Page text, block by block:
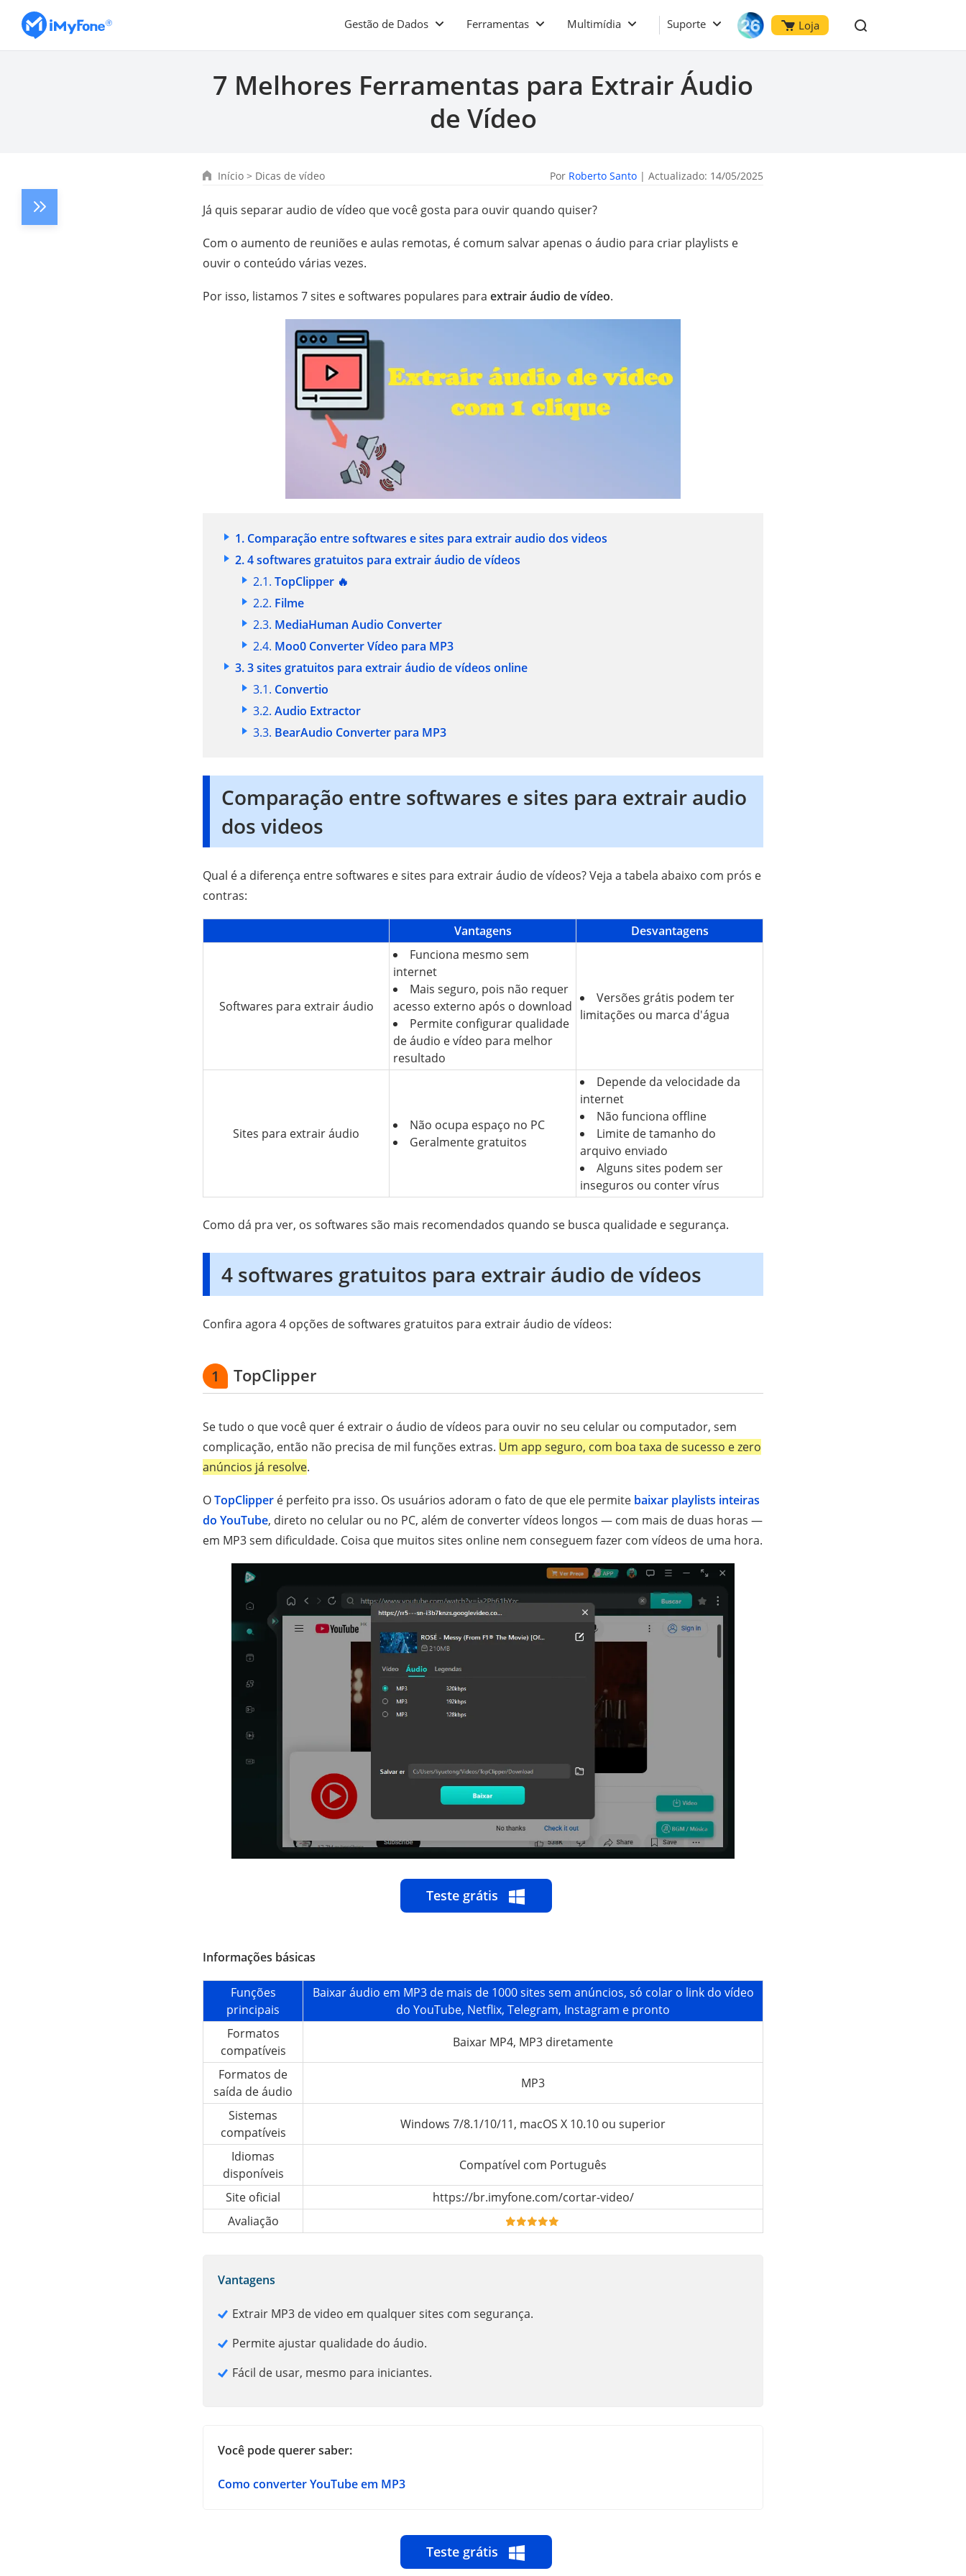
Gestão de Dados Ferramentas Multimídia Suporte Loja
7 Melhores Ferramentas para Extrair Áudio
de Vídeo
Início > Dicas de vídeo Por Roberto Santo | Actualizado: 14/05/2025
Já quis separar audio de vídeo que você gosta para ouvir quando quiser?
Com o aumento de reuniões e aulas remotas, é comum salvar apenas o áudio para criar playlists e
ouvir o conteúdo várias vezes.
Por isso, listamos 7 sites e softwares populares para extrair áudio de vídeo.
1. Comparação entre softwares e sites para extrair audio dos videos
2. 4 softwares gratuitos para extrair áudio de vídeos
2.1. TopClipper 🔥
2.2. Filme
2.3. MediaHuman Audio Converter
2.4. Moo0 Converter Vídeo para MP3
3. 3 sites gratuitos para extrair áudio de vídeos online
3.1. Convertio
3.2. Audio Extractor
3.3. BearAudio Converter para MP3
Comparação entre softwares e sites para extrair audio
dos videos
Qual é a diferença entre softwares e sites para extrair áudio de vídeos? Veja a tabela abaixo com prós e
contras:
Vantagens Desvantagens
Softwares para extrair áudio
Funciona mesmo sem
internet
Mais seguro, pois não requer
acesso externo após o download
Permite configurar qualidade
de áudio e vídeo para melhor
resultado
Versões grátis podem ter
limitações ou marca d'água
Sites para extrair áudio
Não ocupa espaço no PC
Geralmente gratuitos
Depende da velocidade da
internet
Não funciona offline
Limite de tamanho do
arquivo enviado
Alguns sites podem ser
inseguros ou conter vírus
Como dá pra ver, os softwares são mais recomendados quando se busca qualidade e segurança.
4 softwares gratuitos para extrair áudio de vídeos
Confira agora 4 opções de softwares gratuitos para extrair áudio de vídeos:
1 TopClipper
Se tudo o que você quer é extrair o áudio de vídeos para ouvir no seu celular ou computador, sem
complicação, então não precisa de mil funções extras. Um app seguro, com boa taxa de sucesso e zero
anúncios já resolve.
OTopClipper é perfeito pra isso. Os usuários adoram o fato de que ele permite baixar playlists inteiras
do YouTube, direto no celular ou no PC, além de converter vídeos longos — com mais de duas horas —
em MP3 sem dificuldade. Coisa que muitos sites online nem conseguem fazer com vídeos de uma hora.
Teste grátis
Informações básicas
Funções
principais
Baixar áudio em MP3 de mais de 1000 sites sem anúncios, só colar o link do vídeo
do YouTube, Netflix, Telegram, Instagram e pronto
Formatos
compatíveis
Baixar MP4, MP3 diretamente
Formatos de
saída de áudio
MP3
Sistemas
compatíveis
Windows 7/8.1/10/11, macOS X 10.10 ou superior
Idiomas
disponíveis
Compatível com Português
Site oficial
https://br.imyfone.com/cortar-video/
Avaliação
Vantagens
Extrair MP3 de video em qualquer sites com segurança.
Permite ajustar qualidade do áudio.
Fácil de usar, mesmo para iniciantes.
Você pode querer saber:
Como converter YouTube em MP3
Teste grátis